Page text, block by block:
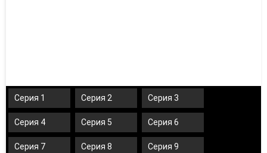
Серия 1 Серия 2 Серия 3
Серия 4 Серия 5 Серия 6
Серия 7 Серия 8 Серия 9